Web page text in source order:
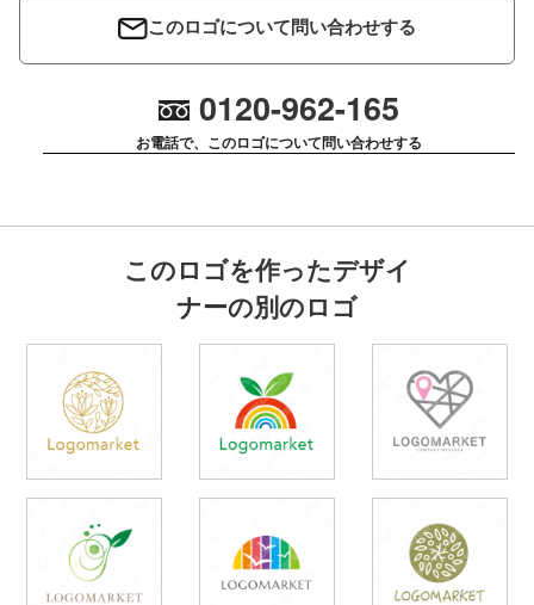
このロゴについて問い合わせする
0120-962-165
お電話で、このロゴについて問い合わせする
このロゴを作ったデザイ
ナーの別のロゴ